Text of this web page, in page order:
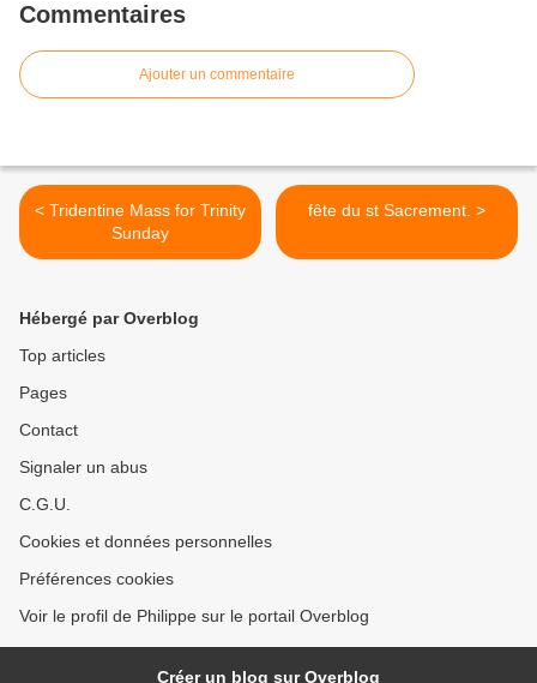
Commentaires
Ajouter un commentaire
< Tridentine Mass for Trinity
Sunday
fête du st Sacrement. >
Hébergé par Overblog
Top articles
Pages
Contact
Signaler un abus
C.G.U.
Cookies et données personnelles
Préférences cookies
Voir le profil de Philippe sur le portail Overblog
Créer un blog sur Overblog